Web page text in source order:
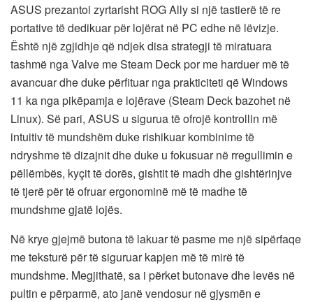
ASUS prezantoi zyrtarisht ROG Ally si një tastierë të re
portative të dedikuar për lojërat në PC edhe në lëvizje.
Është një zgjidhje që ndjek disa strategji të miratuara
tashmë nga Valve me Steam Deck por me harduer më të
avancuar dhe duke përfituar nga prakticiteti që Windows
11 ka nga pikëpamja e lojërave (Steam Deck bazohet në
Linux). Së pari, ASUS u sigurua të ofrojë kontrollin më
intuitiv të mundshëm duke rishikuar kombinime të
ndryshme të dizajnit dhe duke u fokusuar në rregullimin e
pëllëmbës, kyçit të dorës, gishtit të madh dhe gishtërinjve
të tjerë për të ofruar ergonominë më të madhe të
mundshme gjatë lojës.
Në krye gjejmë butona të lakuar të pasme me një sipërfaqe
me teksturë për të siguruar kapjen më të mirë të
mundshme. Megjithatë, sa i përket butonave dhe levës në
pultin e përparmë, ato janë vendosur në gjysmën e